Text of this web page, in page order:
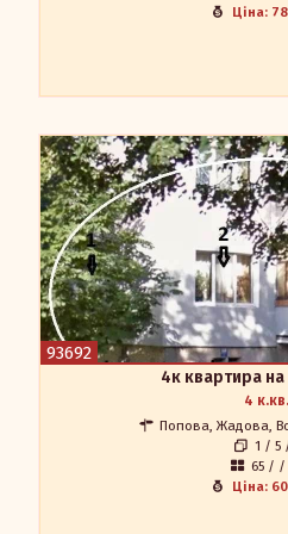
Ціна:
93692
4к квартира
4 к.кв.
Попова, Жадова,
1 / 5
65 /
Ціна:
4к
Продаж 4к квартири 62 кв.м.
Підходить під житло або
(Каденюка-Коваленка) біля
Гарне та зручне
інфраструктура.
Дитячий майданчик. По
опалення), утеплення фасаду,
труби. 3 окремі кімнати, зала,
але деревом). Нові
замками. Чистий, освітлений
підвал. Затишний, сонячний,
Наталія